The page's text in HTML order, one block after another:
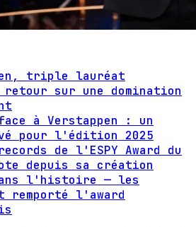
triple lauréat
sur une domination
à Verstappen : un
pour l'édition 2025
de l'ESPY Award du
depuis sa création
l'histoire — les
remporté l'award